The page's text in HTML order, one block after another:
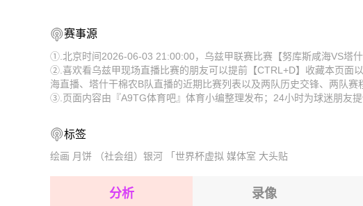
2026-08-17 【乌兹甲】 努库斯咸海VS塔什干棉农B队
2026-08-17 【乌兹甲】 努库斯咸海VS塔什干棉农B队
2026-08-17 【乌兹甲】 努库斯咸海VS塔什干棉农B队
2026-08-17 【乌兹甲】 努库斯咸海VS塔什干棉农B队
2026-08-17 【乌兹甲】 努库斯咸海VS塔什干棉农B队
2026-08-17 【乌兹甲】 努库斯咸海VS塔什干棉农B队
2026-08-17 【乌兹甲】 努库斯咸海VS塔什干棉农B队
赛事源
①.北京时间2026-06-03 21:00:00，乌兹甲联赛比赛【努库斯咸海VS塔什
②.喜欢看乌兹甲现场直播比赛的朋友可以提前【CTRL+D】收藏本页面
海直播、塔什干棉农B队直播的近期比赛列表以及两队历史交锋、两队赛
③.页面内容由『A9TG体育吧』体育小编整理发布；24小时为球迷朋友
标签
绘画 月饼 （社会组）银河 「世界杯虚拟 媒体室 大头贴
分析 录像